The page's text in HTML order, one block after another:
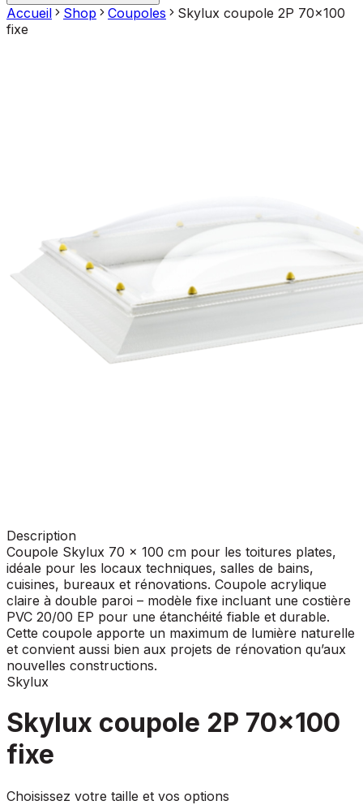
Accueil Shop Coupoles
Skylux coupole 2P 70x100
fixe
Description
Coupole Skylux 70 x 100 cm pour les toitures plates,
idéale pour les locaux techniques, salles de bains,
cuisines, bureaux et rénovations. Coupole acrylique
claire à double paroi – modèle fixe incluant une costière
PVC 20/00 EP pour une étanchéité fiable et durable.
Cette coupole apporte un maximum de lumière naturelle
et convient aussi bien aux projets de rénovation qu’aux
nouvelles constructions.
Skylux
Skylux coupole 2P 70x100
fixe
Choisissez votre taille et vos options